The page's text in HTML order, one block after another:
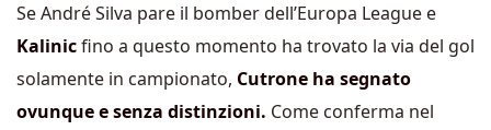
Se André Silva pare il bomber dell’Europa League e
Kalinicfino a questo momento ha trovato la via del gol
solamente in campionato, Cutrone ha segnato
ovunque e senza distinzioni. Come conferma nel